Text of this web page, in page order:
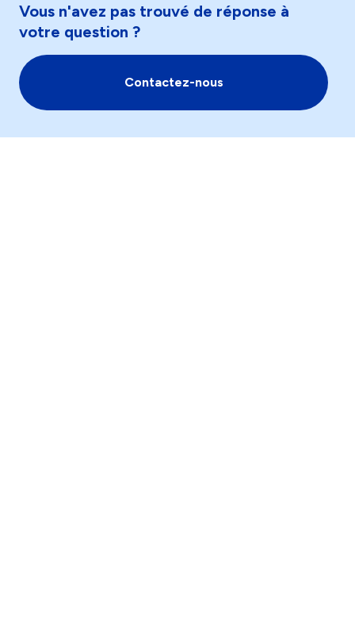
Vous n'avez pas trouvé de réponse à
votre question ?
Contactez-nous